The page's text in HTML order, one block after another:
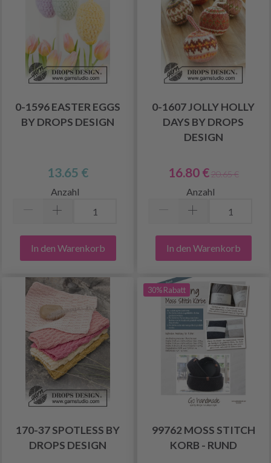
0-1596 EASTER EGGS
BY DROPS DESIGN
13.65 €
Anzahl
In den Warenkorb
0-1607 JOLLY HOLLY
DAYS BY DROPS
DESIGN
16.80 € 20.65 €
Anzahl
In den Warenkorb
170-37 SPOTLESS BY
DROPS DESIGN
30% Rabatt
99762 MOSS STITCH
KORB - RUND